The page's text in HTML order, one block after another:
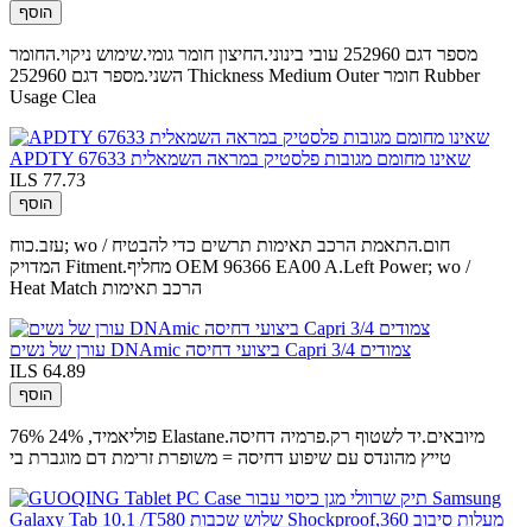
הוסף
מספר דגם 252960 עובי בינוני.החיצון חומר גומי.שימוש ניקוי.החומר
השני.מספר דגם 252960 Thickness Medium Outer חומר Rubber
Usage Clea
APDTY 67633 שאינו מחומם מגובות פלסטיק במראה השמאלית
ILS 77.73
הוסף
עזב.כוח; wo / חום.התאמת הרכב תאימות תרשים כדי להבטיח
המדויק Fitment.מחליף OEM 96366 EA00 A.Left Power; wo /
Heat Match הרכב תאימות
עורן של נשים DNAmic ביצועי דחיסה Capri 3/4 צמודים
ILS 64.89
הוסף
76% פוליאמיד, 24% Elastane.מיובאים.יד לשטוף רק.פרמיה דחיסה
טייץ מהונדס עם שיפוע דחיסה = משופרת זרימת דם מוגברת בי